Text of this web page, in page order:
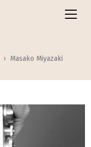
Masako Miyazaki